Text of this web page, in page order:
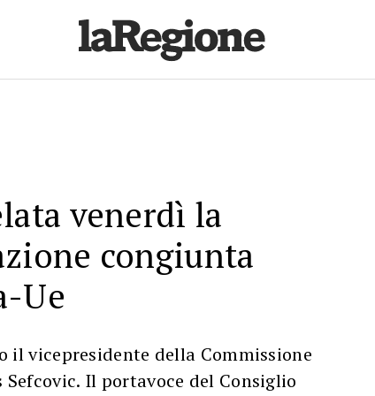
venerdì la
congiunta
Ue
il vicepresidente della Commissione
Sefcovic. Il portavoce del Consiglio